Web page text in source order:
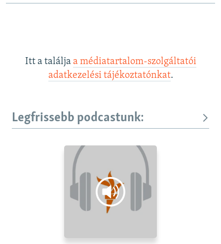
Itt a találja a médiatartalom-szolgáltatói
adatkezelési tájékoztatónkat.
Legfrissebb podcastunk: